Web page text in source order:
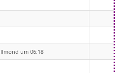
um 06:18